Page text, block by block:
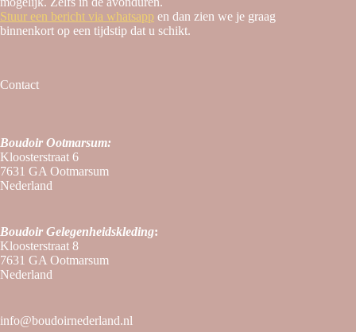
Stuur een bericht via whatsapp en dan zien we je graag
binnenkort op een tijdstip dat u schikt.
Contact
Boudoir Ootmarsum:
Kloosterstraat 6
7631 GA Ootmarsum
Nederland
Boudoir Gelegenheidskleding:
Kloosterstraat 8
7631 GA Ootmarsum
Nederland
info@boudoirnederland.nl